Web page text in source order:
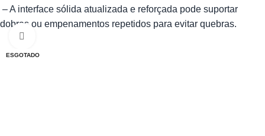
– A interface sólida atualizada e reforçada pode suportar
dobras ou empenamentos repetidos para evitar quebras.
ESGOTADO